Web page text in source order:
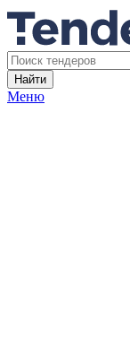
Найти
Меню